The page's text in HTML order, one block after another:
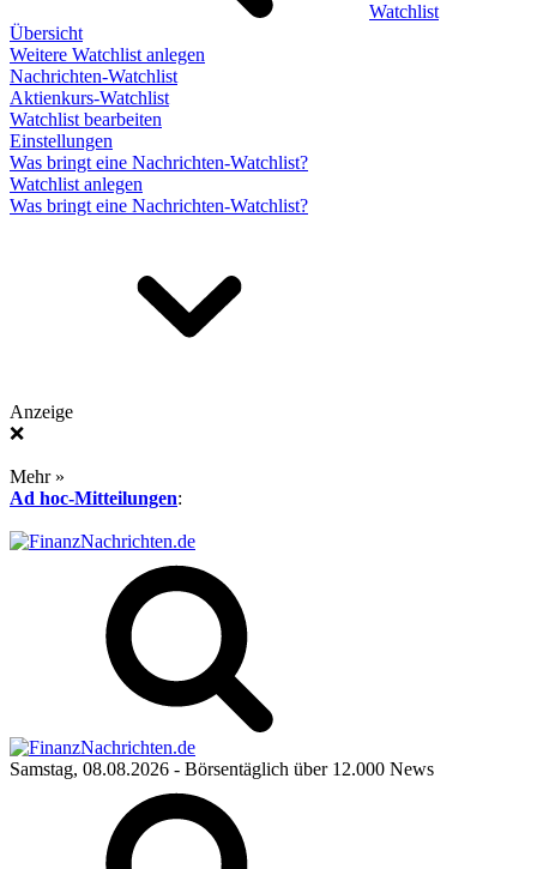
Watchlist
Übersicht
Weitere Watchlist anlegen
Nachrichten-Watchlist
Aktienkurs-Watchlist
Watchlist bearbeiten
Einstellungen
Was bringt eine Nachrichten-Watchlist?
Watchlist anlegen
Was bringt eine Nachrichten-Watchlist?
Anzeige
❌
Mehr »
Ad hoc-Mitteilungen:
Samstag, 08.08.2026 - Börsentäglich über 12.000 News